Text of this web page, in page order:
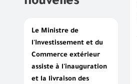
Le Ministre de
l'Investissement et du
Commerce extérieur
assiste à l'inauguration
et la livraison des